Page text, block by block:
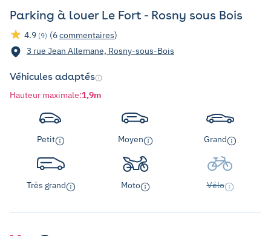
Parking à louer Le Fort - Rosny sous Bois
4.9 (9) (6commentaires)
3 rue Jean Allemane, Rosny-sous-Bois
Véhicules adaptés
Hauteur maximale:1,9m
Petit Moyen Grand
Très grand Moto Vélo